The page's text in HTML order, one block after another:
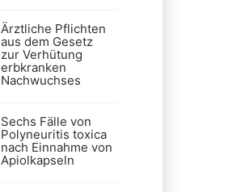
Ärztliche Pflichten
aus dem Gesetz
zur Verhütung
erbkranken
Nachwuchses
Sechs Fälle von
Polyneuritis toxica
nach Einnahme von
Apiolkapseln